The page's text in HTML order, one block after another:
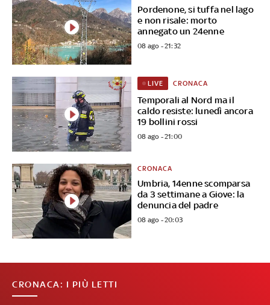
Pordenone, si tuffa nel lago
e non risale: morto
annegato un 24enne
08 ago - 21:32
Temporali al Nord ma il
caldo resiste: lunedì ancora
19 bollini rossi
LIVE CRONACA
08 ago - 21:00
Umbria, 14enne scomparsa
da 3 settimane a Giove: la
denuncia del padre
CRONACA
08 ago - 20:03
CRONACA: I PIÙ LETTI